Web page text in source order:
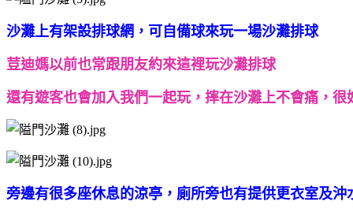
沙灘上有架設排球網，可自備球來玩一場沙灘排球
荳迪媽以前也常跟朋友約來這裡玩沙灘排球
還有遊客也會加入我們一起玩，摔在沙灘上不會痛，很
旁邊有很多座休息的涼亭，廁所旁也有提供更衣室及沖